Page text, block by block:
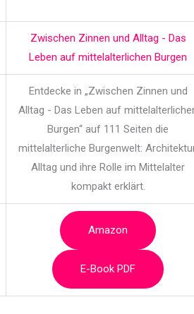
Zwischen Zinnen und Alltag - Das
Leben auf mittelalterlichen Burgen
Entdecke in „Zwischen Zinnen und
Alltag - Das Leben auf
Burgen“ auf 111 Seiten die
mittelalterliche Burgenwelt:
Alltag und ihre Rolle im Mittelalter
kompakt erklärt.
Amazon
E-Book PDF